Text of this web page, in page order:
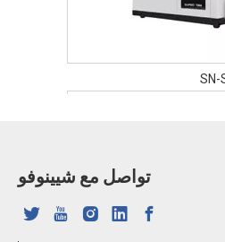
البصري للانعكاس الكلي
أخذ العينات، مولد الهيدريد، وحدة
الخطوط الطيفية C وN وAr فقط لتصحيح
SN-
تواصل مع شيينوفو